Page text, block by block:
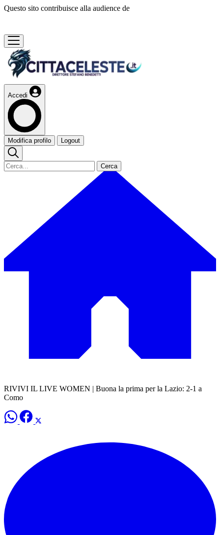
Questo sito contribuisce alla audience de
Accedi
Modifica profilo Logout
Cerca
RIVIVI IL LIVE WOMEN | Buona la prima per la Lazio: 2-1 a
Como